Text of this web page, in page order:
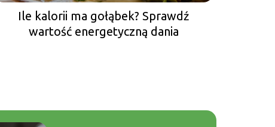
Ile kalorii ma gołąbek? Sprawdź
wartość energetyczną dania